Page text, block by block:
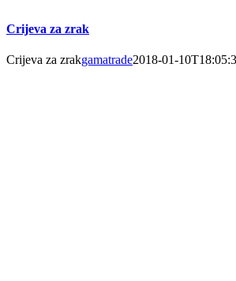
Crijeva za zrak
Crijeva za zrakgamatrade2018-01-